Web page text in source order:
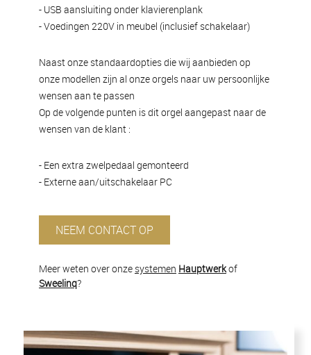
- USB aansluiting onder klavierenplank
- Voedingen 220V in meubel (inclusief schakelaar)
Naast onze standaardopties die wij aanbieden op
onze modellen zijn al onze orgels naar uw persoonlijke
wensen aan te passen
Op de volgende punten is dit orgel aangepast naar de
wensen van de klant :
- Een extra zwelpedaal gemonteerd
- Externe aan/uitschakelaar PC
NEEM CONTACT OP
Meer weten over onze systemen Hauptwerkof
Sweelinq?